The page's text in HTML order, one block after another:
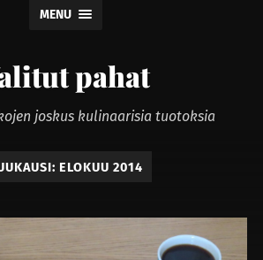
MENU
pahat
joskus kulinaarisia tuotoksia
ELOKUU 2014